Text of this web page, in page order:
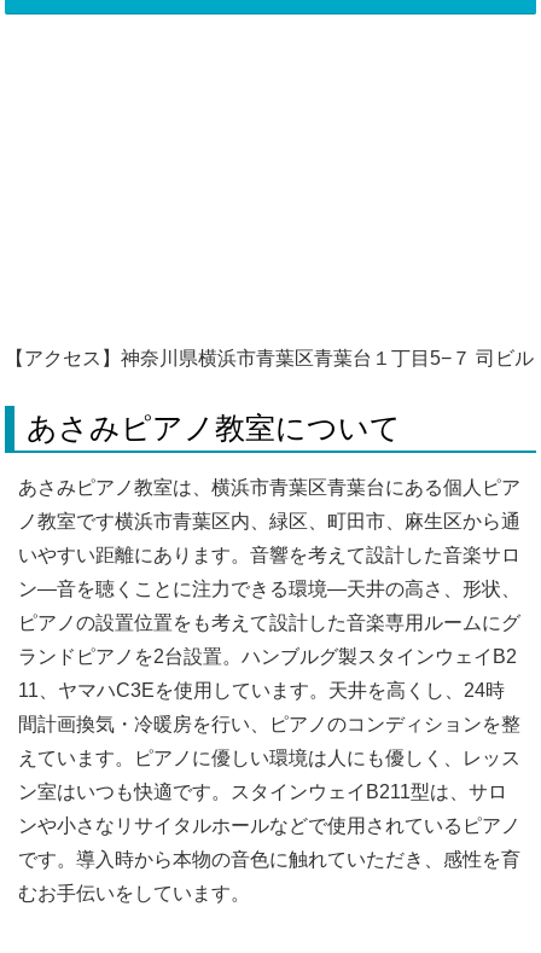
【アクセス】神奈川県横浜市青葉区青葉台１丁目5−７ 司ビル
あさみピアノ教室について
あさみピアノ教室は、横浜市青葉区青葉台にある個人ピア
ノ教室です横浜市青葉区内、緑区、町田市、麻生区から通
いやすい距離にあります。音響を考えて設計した音楽サロ
ン―音を聴くことに注力できる環境―天井の高さ、形状、
ピアノの設置位置をも考えて設計した音楽専用ルームにグ
ランドピアノを2台設置。ハンブルグ製スタインウェイB2
11、ヤマハC3Eを使用しています。天井を高くし、24時
間計画換気・冷暖房を行い、ピアノのコンディションを整
えています。ピアノに優しい環境は人にも優しく、レッス
ン室はいつも快適です。スタインウェイB211型は、サロ
ンや小さなリサイタルホールなどで使用されているピアノ
です。導入時から本物の音色に触れていただき、感性を育
むお手伝いをしています。